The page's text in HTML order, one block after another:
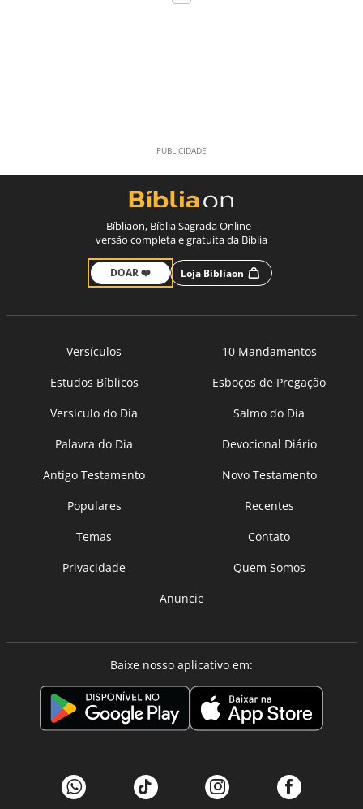
Bíbliaon, Bíblia Sagrada Online -
versão completa e gratuita da Bíblia
DOAR ❤️ Loja Bíbliaon
Versículos
10 Mandamentos
Estudos Bíblicos
Esboços de Pregação
Versículo do Dia
Salmo do Dia
Palavra do Dia
Devocional Diário
Antigo Testamento
Novo Testamento
Populares
Recentes
Temas
Contato
Privacidade
Quem Somos
Anuncie
Baixe nosso aplicativo em: